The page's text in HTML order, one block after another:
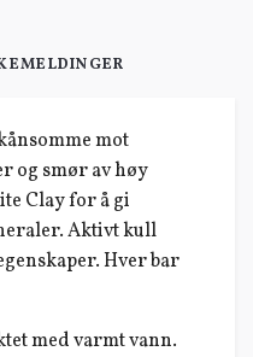
mot
og smør av høy
Clay for å gi
Aktivt kull
Hver bar
med varmt vann.